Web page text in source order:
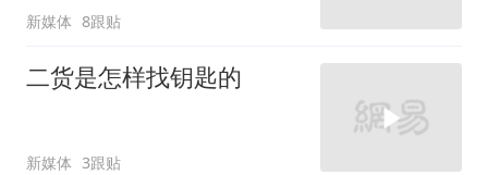
新媒体 8跟贴
二货是怎样找钥匙的
新媒体 3跟贴